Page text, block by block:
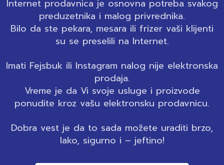
Internet prodavnica je osnovna potreba svakog
preduzetnika i malog privrednika.
Bilo da ste pekara, mesara ili frizer vaši klijenti
su se preselili na Internet.
Imati Fejsbuk ili Instagram nalog nije elektronska
prodaja.
Vreme je da Vi svoje usluge i proizvode
ponudite kroz vašu elektronsku prodavnicu.
Dobra vest je da to sada možete uraditi brzo,
lako, sigurno i – jeftino!